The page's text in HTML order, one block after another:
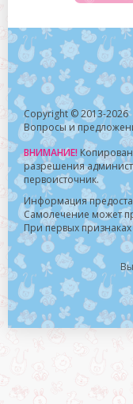
Copyright © 2013-2026
Вопросы и
ВНИМАНИЕ!
разрешения
первоисточник.
Информация
Самолечение может
При первых